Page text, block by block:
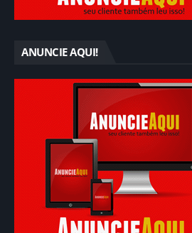
ANUNCIE AQUI!